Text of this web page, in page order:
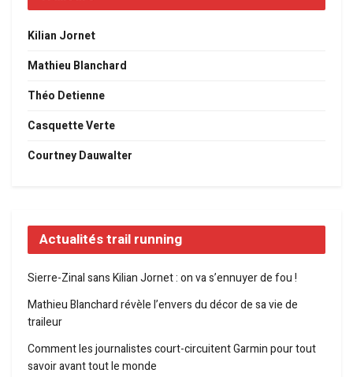
Kilian Jornet
Mathieu Blanchard
Théo Detienne
Casquette Verte
Courtney Dauwalter
Actualités trail running
Sierre-Zinal sans Kilian Jornet : on va s’ennuyer de fou !
Mathieu Blanchard révèle l’envers du décor de sa vie de
traileur
Comment les journalistes court-circuitent Garmin pour tout
savoir avant tout le monde